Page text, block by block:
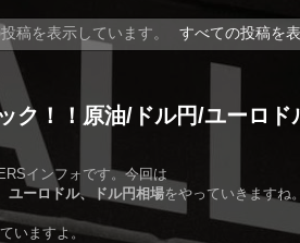
稿を表示しています。 すべての投稿を
ク！！原油/ドル円/ユーロド
インフォです。今回は
ユーロドル、ドル円相場をやっていきますね。
いますよ。